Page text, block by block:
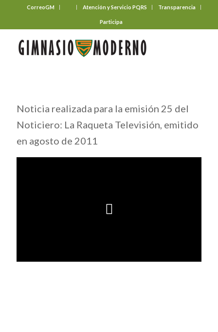
CorreoGM Atención y Servicio PQRS Transparencia
Participa
Noticia realizada para la emisión 25 del
Noticiero: La Raqueta Televisión, emitido
en agosto de 2011